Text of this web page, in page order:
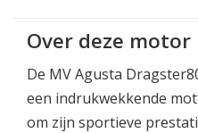
Over deze motor
De MV Agusta
een indrukwekkende
om zijn sportieve